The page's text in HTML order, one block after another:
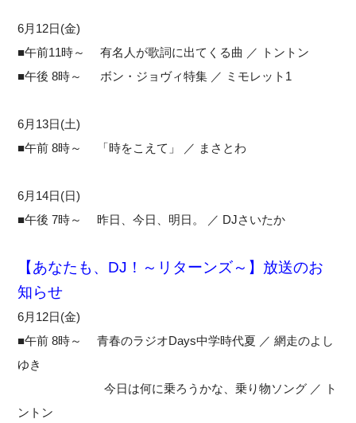
6月12日(金)
■午前11時～ 有名人が歌詞に出てくる曲 ／ トントン
■午後 8時～ ボン・ジョヴィ特集 ／ ミモレット1
6月13日(土)
■午前 8時～ 「時をこえて」 ／ まさとわ
6月14日(日)
■午後 7時～ 昨日、今日、明日。 ／ DJさいたか
【あなたも、DJ！～リターンズ～】放送のお
知らせ
6月12日(金)
■午前 8時～ 青春のラジオDays中学時代夏 ／ 網走のよし
ゆき
今日は何に乗ろうかな、乗り物ソング ／ ト
ントン